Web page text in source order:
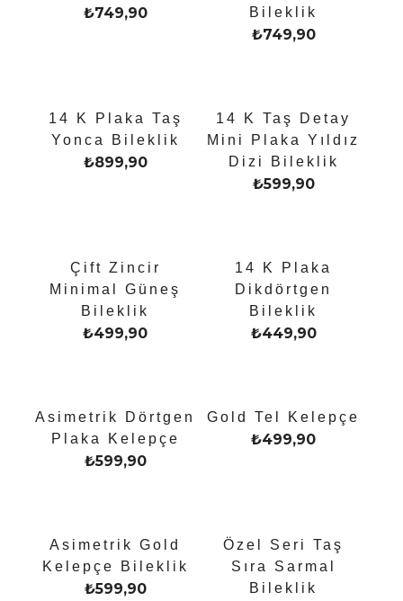
₺749,90
Bileklik
₺749,90
14 K Plaka Taş
Yonca Bileklik
₺899,90
14 K Taş Detay
Mini Plaka Yıldız
Dizi Bileklik
₺599,90
Çift Zincir
Minimal Güneş
Bileklik
₺499,90
14 K Plaka
Dikdörtgen
Bileklik
₺449,90
Asimetrik Dörtgen
Plaka Kelepçe
₺599,90
Gold Tel Kelepçe
₺499,90
Asimetrik Gold
Kelepçe Bileklik
₺599,90
Özel Seri Taş
Sıra Sarmal
Bileklik